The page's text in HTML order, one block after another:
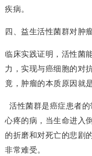
疾病。
四、益生活性菌群对肿
临床实践证明，活性菌
力，实现与癌细胞的对
竟，肿瘤的本质原因就
活性菌群是癌症患者
心疼的病，当生命进入
的折磨和对死亡的悲剧
非常难受。